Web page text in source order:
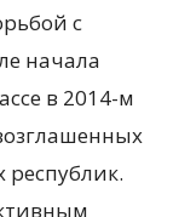
с
начала
в 2014-м